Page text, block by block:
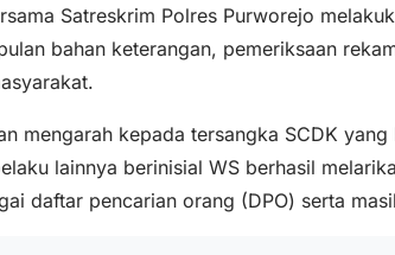
Satreskrim Polres Purworejo
bahan keterangan, pemeriksaan
mengarah kepada tersangka SCDK
lainnya berinisial WS berhasil
daftar pencarian orang (DPO) serta